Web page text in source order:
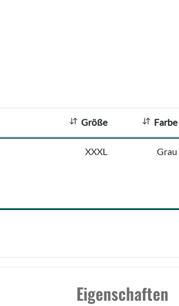
Größe Farbe
XXXL Grau
Eigenschaften